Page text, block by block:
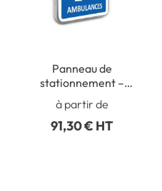
Panneau de
stationnement –
Parking Réservé
Ambulances
à partir de
91,30 € HT